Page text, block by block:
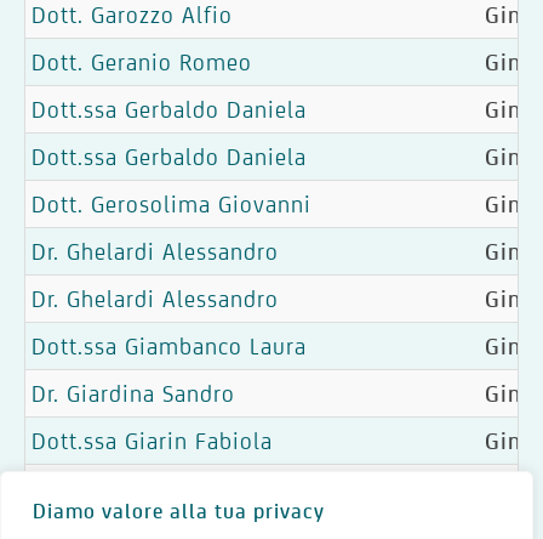
Diamo valore alla tua privacy
Dott. Garozzo Alfio
Dott. Geranio Romeo
Dott.ssa Gerbaldo Daniela
Dott.ssa Gerbaldo Daniela
Dott. Gerosolima Giovanni
Dr. Ghelardi Alessandro
Dr. Ghelardi Alessandro
Dott.ssa Giambanco Laura
Dr. Giardina Sandro
Dott.ssa Giarin Fabiola